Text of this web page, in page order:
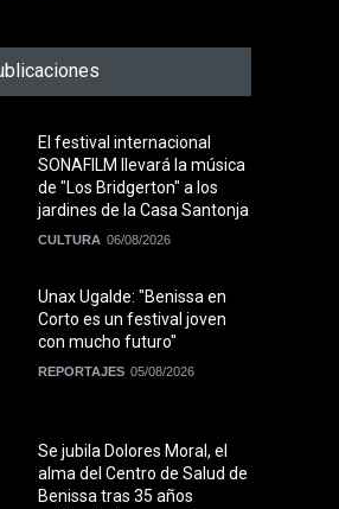
El festival internacional
SONAFILM llevará la música
de "Los Bridgerton" a los
jardines de la Casa Santonja
CULTURA 06/08/2026
Unax Ugalde: "Benissa en
Corto es un festival joven
con mucho futuro"
REPORTAJES 05/08/2026
Se jubila Dolores Moral, el
alma del Centro de Salud de
Benissa tras 35 años